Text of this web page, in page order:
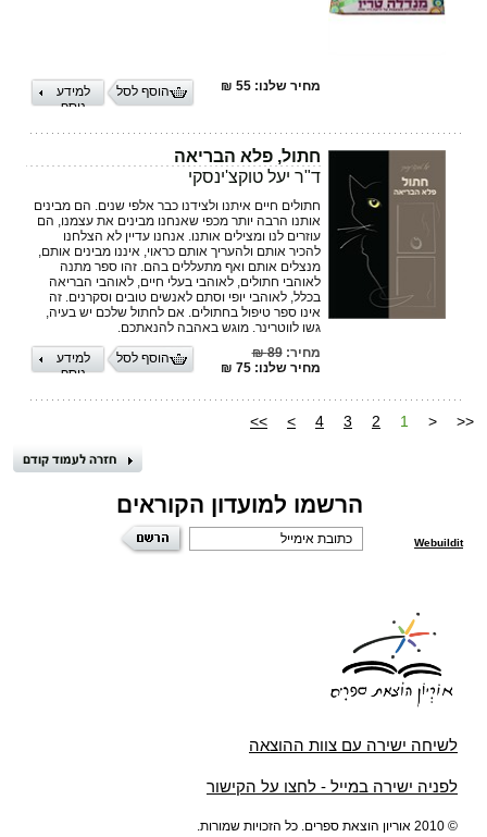
מחיר שלנו: 55 ₪
למידע
נוסף
הוסף לסל
חתול, פלא הבריאה
ד"ר יעל טוקצ'ינסקי
חתולים חיים איתנו ולצידנו כבר אלפי שנים. הם מבינים
אותנו הרבה יותר מכפי שאנחנו מבינים את עצמנו, הם
עוזרים לנו ומצילים אותנו. אנחנו עדיין לא הצלחנו
להכיר אותם ולהעריך אותם כראוי, איננו מבינים אותם,
מנצלים אותם ואף מתעללים בהם. זהו ספר מתנה
לאוהבי חתולים, לאוהבי בעלי חיים, לאוהבי הבריאה
בכלל, לאוהבי יופי וסתם לאנשים טובים וסקרנים. זה
אינו ספר טיפול בחתולים. אם לחתול שלכם יש בעיה,
גשו לווטרינר. מוגש באהבה להנאתכם.
מחיר:89 ₪
מחיר שלנו: 75 ₪
למידע
נוסף
הוסף לסל
<<
<
1
2
3
4
>
>>
הרשמו למועדון הקוראים
לשיחה ישירה עם צוות ההוצאה
לפניה ישירה במייל - לחצו על הקישור
© 2010 אוריון הוצאת ספרים. כל הזכויות שמורות.
Webuildit